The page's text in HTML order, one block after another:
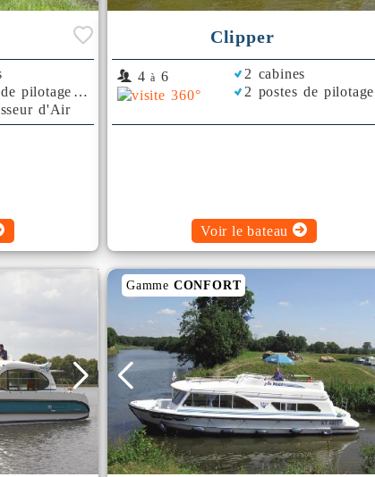
pilotage
d'Air
Clipper
4 à 6
2 cabines
2 postes de pilotage
Voir le bateau
Gamme CONFORT